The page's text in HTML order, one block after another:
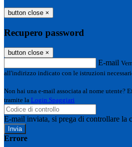
button close ×
Recupero password
button close ×
E-mail
all'indirizzo indicato con le istruzioni
Non hai una e-mail associata al nome utente?
tramite la Login Spaggiari
E-mail inviata, si prega di controllare la
Errore